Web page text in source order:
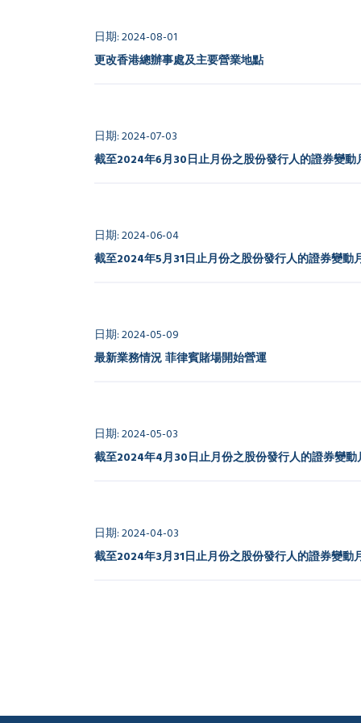
日期: 2024-08-01
更改香港總辦事處及主要營業地點
日期: 2024-07-03
截至2024年6月30日止月份之股份發行人的證券變動
日期: 2024-06-04
截至2024年5月31日止月份之股份發行人的證券變動
日期: 2024-05-09
最新業務情況 菲律賓賭場開始營運
日期: 2024-05-03
截至2024年4月30日止月份之股份發行人的證券變動
日期: 2024-04-03
截至2024年3月31日止月份之股份發行人的證券變動